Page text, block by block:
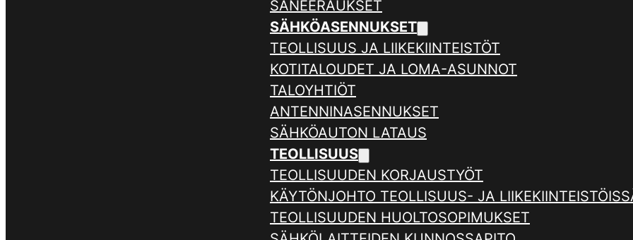
SANEERAUKSET
SÄHKÖASENNUKSET
TEOLLISUUS JA LIIKEKIINTEISTÖT
KOTITALOUDET JA LOMA-ASUNNOT
TALOYHTIÖT
ANTENNINASENNUKSET
SÄHKÖAUTON LATAUS
TEOLLISUUS
TEOLLISUUDEN KORJAUSTYÖT
KÄYTÖNJOHTO TEOLLISUUS- JA
TEOLLISUUDEN HUOLTOSOPIMUKSET